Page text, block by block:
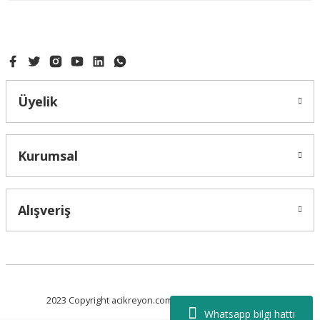
Whatsapp bilgi hattı
Üyelik
Kurumsal
Alışveriş
2023 Copyright acikreyon.com.tr - Tüm Hakları Saklıdır.